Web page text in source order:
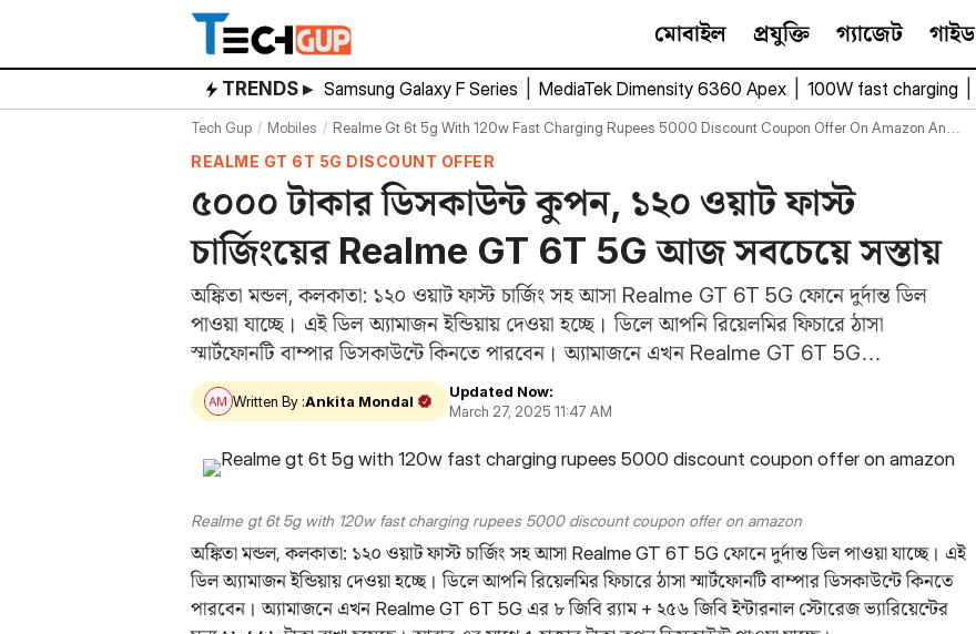
content
মোবাইল প্রযুক্তি গ্যাজেট গাইড
TRENDS ▸ Samsung Galaxy F Series MediaTek Dimensity 6360 Apex 100W fast charging
Tech Gup Mobiles Realme Gt 6t 5g With 120w Fast Charging Rupees 5000 Discount Coupon Offer On Amazon Anm 27 03
REALME GT 6T 5G DISCOUNT OFFER
৫০০০ টাকার ডিসকাউন্ট কুপন, ১২০ ওয়াট ফাস্ট
চার্জিংয়ের Realme GT 6T 5G আজ সবচেয়ে সস্তায়
অঙ্কিতা মন্ডল, কলকাতা: ১২০ ওয়াট ফাস্ট চার্জিং সহ আসা Realme GT 6T 5G ফোনে দুর্দান্ত ডিল
পাওয়া যাচ্ছে। এই ডিল অ্যামাজন ইন্ডিয়ায় দেওয়া হচ্ছে। ডিলে আপনি রিয়েলমির ফিচারে ঠাসা
স্মার্টফোনটি বাম্পার ডিসকাউন্টে কিনতে পারবেন। অ্যামাজনে এখন Realme GT 6T 5G…
Written By :Ankita Mondal
Updated Now:
March 27, 2025 11:47 AM
Realme gt 6t 5g with 120w fast charging rupees 5000 discount coupon offer on amazon
অঙ্কিতা মন্ডল, কলকাতা: ১২০ ওয়াট ফাস্ট চার্জিং সহ আসা Realme GT 6T 5G ফোনে দুর্দান্ত ডিল পাওয়া যাচ্ছে। এই
ডিল অ্যামাজন ইন্ডিয়ায় দেওয়া হচ্ছে। ডিলে আপনি রিয়েলমির ফিচারে ঠাসা স্মার্টফোনটি বাম্পার ডিসকাউন্টে কিনতে
পারবেন। অ্যামাজনে এখন Realme GT 6T 5G এর ৮ জিবি র‌্যাম + ২৫৬ জিবি ইন্টারনাল স্টোরেজ ভ্যারিয়েন্টের